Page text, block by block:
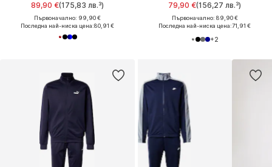
89,90 €(175,83 лв.³)
Първоначално: 99,90 €
Последна най-ниска цена:80,91 €
79,90 €(156,27 лв.³)
Първоначално: 89,90 €
Последна най-ниска цена:71,91 €
+2